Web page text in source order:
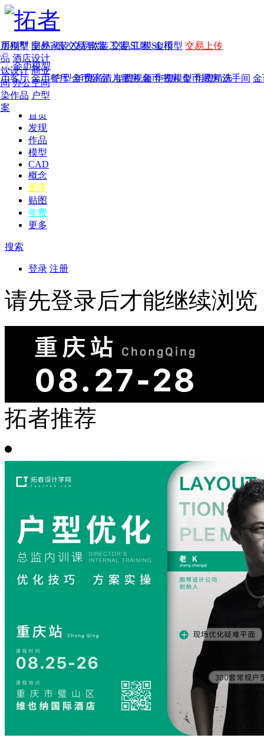
首页
发现
年费 作品 图纸 交易 软装 工装 SU模 金币
年费版块
费图纸 年费户型 年费高清 年费视频 年费模型 年费精选
作品
别墅 国外
酒店设计
设计 商业
办公空间
作品 户型
模型
模型 交易家装 交易软装 交易工装 SU模型 交易上传
金币模型
客厅 金币餐厅 金币卧室 儿童房 金币书房 金币厨房 洗手间 金
CAD
概念
图库
贴图
年费
更多
搜索
登录 注册
请先登录后才能继续浏览
拓者推荐